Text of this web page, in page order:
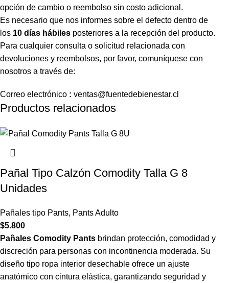
opción de cambio o reembolso sin costo adicional.
Es necesario que nos informes sobre el defecto dentro de
los 10 días hábiles posteriores a la recepción del producto.
Para cualquier consulta o solicitud relacionada con
devoluciones y reembolsos, por favor, comuníquese con
nosotros a través de:
Correo electrónico : ventas@fuentedebienestar.cl
Productos relacionados
Pañal Tipo Calzón Comodity Talla G 8
Unidades
Pañales tipo Pants, Pants Adulto
$5.800
Pañales Comodity Pants brindan protección, comodidad y
discreción para personas con incontinencia moderada. Su
diseño tipo ropa interior desechable ofrece un ajuste
anatómico con cintura elástica, garantizando seguridad y